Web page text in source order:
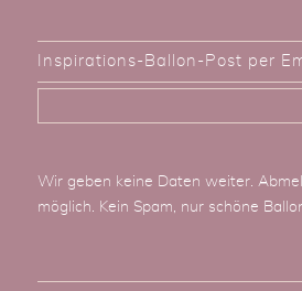
Inspirations-Ballon-Post per
Wir geben keine Daten weiter.
möglich. Kein Spam, nur schöne